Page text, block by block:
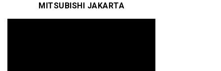
MITSUBISHI JAKARTA